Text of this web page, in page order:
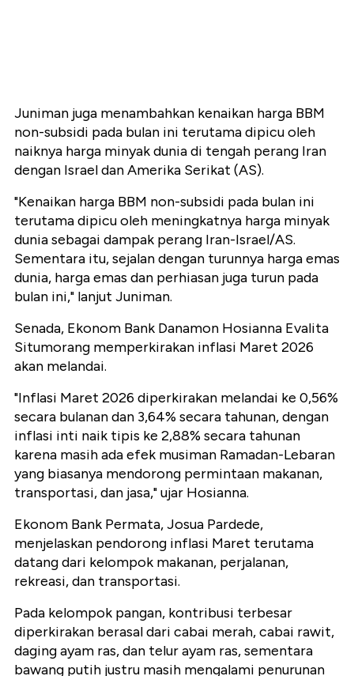
Juniman juga menambahkan kenaikan harga BBM
non-subsidi pada bulan ini terutama dipicu oleh
naiknya harga minyak dunia di tengah perang Iran
dengan Israel dan Amerika Serikat (AS).
"Kenaikan harga BBM non-subsidi pada bulan ini
terutama dipicu oleh meningkatnya harga minyak
dunia sebagai dampak perang Iran-Israel/AS.
Sementara itu, sejalan dengan turunnya harga emas
dunia, harga emas dan perhiasan juga turun pada
bulan ini," lanjut Juniman.
Senada, Ekonom Bank Danamon Hosianna Evalita
Situmorang memperkirakan inflasi Maret 2026
akan melandai.
"Inflasi Maret 2026 diperkirakan melandai ke 0,56%
secara bulanan dan 3,64% secara tahunan, dengan
inflasi inti naik tipis ke 2,88% secara tahunan
karena masih ada efek musiman Ramadan-Lebaran
yang biasanya mendorong permintaan makanan,
transportasi, dan jasa," ujar Hosianna.
Ekonom Bank Permata, Josua Pardede,
menjelaskan pendorong inflasi Maret terutama
datang dari kelompok makanan, perjalanan,
rekreasi, dan transportasi.
Pada kelompok pangan, kontribusi terbesar
diperkirakan berasal dari cabai merah, cabai rawit,
daging ayam ras, dan telur ayam ras, sementara
bawang putih justru masih mengalami penurunan